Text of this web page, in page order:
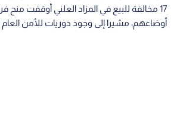
17 مخالفة للبيع في المزاد العلني أوقفت
أوضاعهم، مشيرا إلى وجود دوريات للأمن